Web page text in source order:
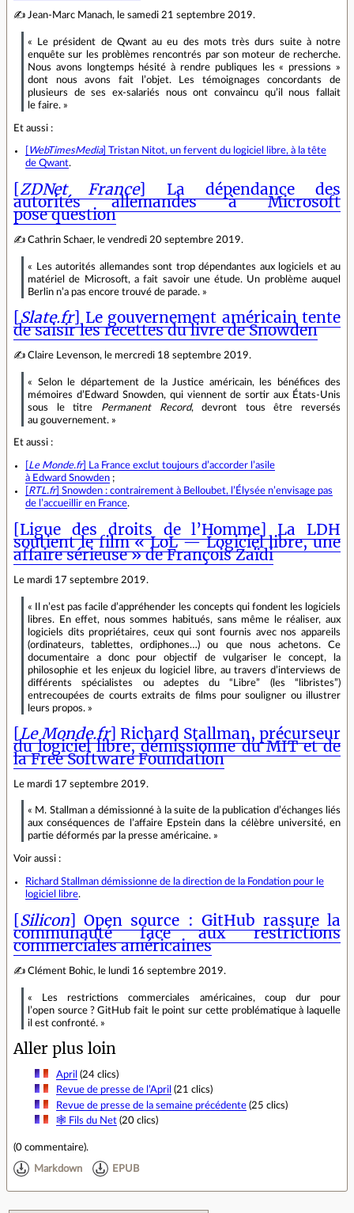
✍ Jean‐Marc Manach, le samedi 21 septembre 2019.
« Le président de Qwant au eu des mots très durs suite à notre
enquête sur les problèmes rencontrés par son moteur de recherche.
Nous avons longtemps hésité à rendre publiques les « pressions »
dont nous avons fait l’objet. Les témoignages concordants de
plusieurs de ses ex‑salariés nous ont convaincu qu’il nous fallait
le faire. »
Et aussi :
WebTimesMedia] Tristan Nitot, un fervent du logiciel libre, à la tête
de Qwant.
[ZDNet France] La dépendance des
autorités allemandes à Microsoft
pose question
✍ Cathrin Schaer, le vendredi 20 septembre 2019.
« Les autorités allemandes sont trop dépendantes aux logiciels et au
matériel de Microsoft, a fait savoir une étude. Un problème auquel
Berlin n’a pas encore trouvé de parade. »
[Slate.fr] Le gouvernement américain tente
de saisir les recettes du livre de Snowden
✍ Claire Levenson, le mercredi 18 septembre 2019.
« Selon le département de la Justice américain, les bénéfices des
mémoires d’Edward Snowden, qui viennent de sortir aux États‑Unis
sous le titre Permanent Record, devront tous être reversés
au gouvernement. »
Et aussi :
Le Monde.fr] La France exclut toujours d’accorder l’asile
à Edward Snowden ;
RTL.fr] Snowden : contrairement à Belloubet, l’Élysée n’envisage pas
de l’accueillir en France.
[Ligue des droits de l’Homme] La LDH
soutient le film « LoL — Logiciel libre, une
affaire sérieuse » de François Zaïdi
Le mardi 17 septembre 2019.
« Il n’est pas facile d’appréhender les concepts qui fondent les logiciels
libres. En effet, nous sommes habitués, sans même le réaliser, aux
logiciels dits propriétaires, ceux qui sont fournis avec nos appareils
(ordinateurs, tablettes, ordiphones…) ou que nous achetons. Ce
documentaire a donc pour objectif de vulgariser le concept, la
philosophie et les enjeux du logiciel libre, au travers d’interviews de
différents spécialistes ou adeptes du “Libre” (les “libristes”)
entrecoupées de courts extraits de films pour souligner ou illustrer
leurs propos. »
[Le Monde.fr] Richard Stallman, précurseur
du logiciel libre, démissionne du MIT et de
la Free Software Foundation
Le mardi 17 septembre 2019.
« M. Stallman a démissionné à la suite de la publication d’échanges liés
aux conséquences de l’affaire Epstein dans la célèbre université, en
partie déformés par la presse américaine. »
Voir aussi :
Richard Stallman démissionne de la direction de la Fondation pour le
logiciel libre.
[Silicon] Open source : GitHub rassure la
communauté face aux restrictions
commerciales américaines
✍ Clément Bohic, le lundi 16 septembre 2019.
« Les restrictions commerciales américaines, coup dur pour
l’open source ? GitHub fait le point sur cette problématique à laquelle
il est confronté. »
Aller plus loin
April (24 clics)
Revue de presse de l’April (21 clics)
Revue de presse de la semaine précédente(25 clics)
🕸 Fils du Net(20 clics)
(0 commentaire).
Markdown EPUB